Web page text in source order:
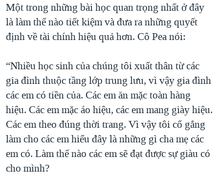
Một trong những bài học quan trọng nhất ở đây
là làm thế nào tiết kiệm và đưa ra những quyết
định về tài chính hiệu quả hơn. Cô Pea nói:
“Nhiều học sinh của chúng tôi xuất thân từ các
gia đình thuộc tầng lớp trung lưu, vì vậy gia đình
các em có tiền của. Các em ăn mặc toàn hàng
hiệu. Các em mặc áo hiệu, các em mang giày hiệu.
Các em theo đúng thời trang. Vì vậy tôi cố gắng
làm cho các em hiểu đây là những gì cha mẹ các
em có. Làm thế nào các em sẽ đạt được sự giàu có
cho mình?